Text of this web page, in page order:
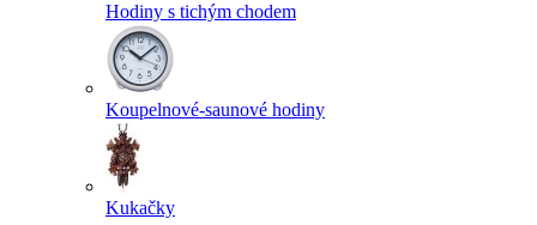
Hodiny s tichým chodem
Koupelnové-saunové hodiny
Kukačky